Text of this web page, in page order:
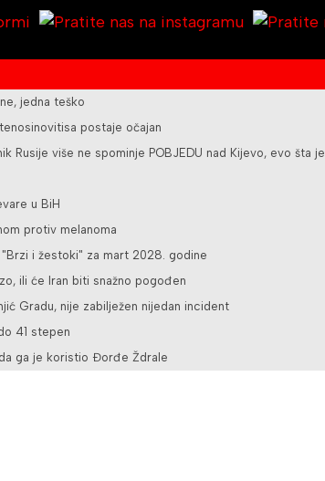
jedna teško
postaje očajan
Rusije više ne spominje POBJEDU nad Kijevo, evo šta je
u BiH
protiv melanoma
i žestoki" za mart 2028. godine
ili će Iran biti snažno pogođen
Gradu, nije zabilježen nijedan incident
41 stepen
ga je koristio Đorđe Ždrale